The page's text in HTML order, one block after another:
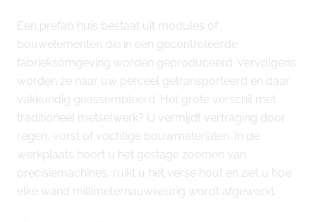
Een prefab huis bestaat uit modules of
bouwelementen die in een gecontroleerde
fabrieksomgeving worden geproduceerd. Vervolgens
worden ze naar uw perceel getransporteerd en daar
vakkundig geassembleerd. Het grote verschil met
traditioneel metselwerk? U vermijdt vertraging door
regen, vorst of vochtige bouwmaterialen. In de
werkplaats hoort u het gestage zoemen van
precisiemachines, ruikt u het verse hout en ziet u hoe
elke wand millimeternauwkeurig wordt afgewerkt.